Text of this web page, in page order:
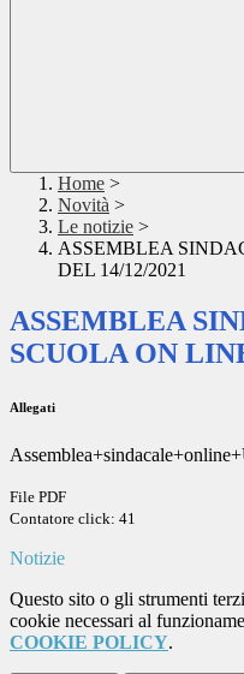
Home >
Novità >
Le notizie >
ASSEMBLEA
DEL 14/12/2021
ASSEMBLEA
SCUOLA ON
Allegati
File PDF
Contatore click: 41
Notizie
Questo sito o gli strumenti
cookie necessari al
COOKIE POLICY.